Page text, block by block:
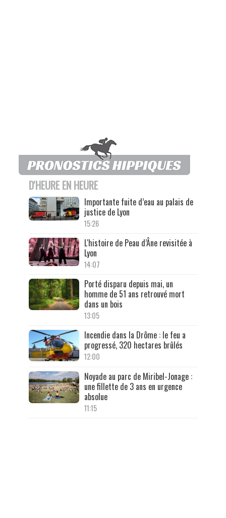
D'HEURE EN HEURE
Importante fuite d’eau au palais de
justice de Lyon
15:26
L'histoire de Peau d’Âne revisitée à
Lyon
14:07
Porté disparu depuis mai, un
homme de 51 ans retrouvé mort
dans un bois
13:05
Incendie dans la Drôme : le feu a
progressé, 320 hectares brûlés
12:00
Noyade au parc de Miribel-Jonage :
une fillette de 3 ans en urgence
absolue
11:15